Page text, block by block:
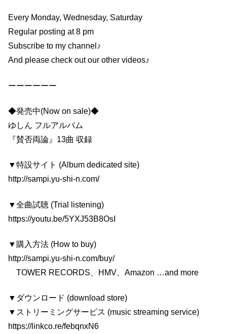
Every Monday, Wednesday, Saturday
Regular posting at 8 pm
Subscribe to my channel♪
And please check out our other videos♪
ーーーーーー
◆発売中(Now on sale)◆
ゆしん フルアルバム
『賛否両論』13曲 収録
▼特設サイト (Album dedicated site)
http://sampi.yu-shi-n.com/
▼全曲試聴 (Trial listening)
https://youtu.be/5YXJ53B8OsI
▼購入方法 (How to buy)
http://sampi.yu-shi-n.com/buy/
TOWER RECORDS、HMV、Amazon …and more
▼ダウンロード (download store)
▼ストリーミングサービス (music streaming service)
https://linkco.re/febqnxN6